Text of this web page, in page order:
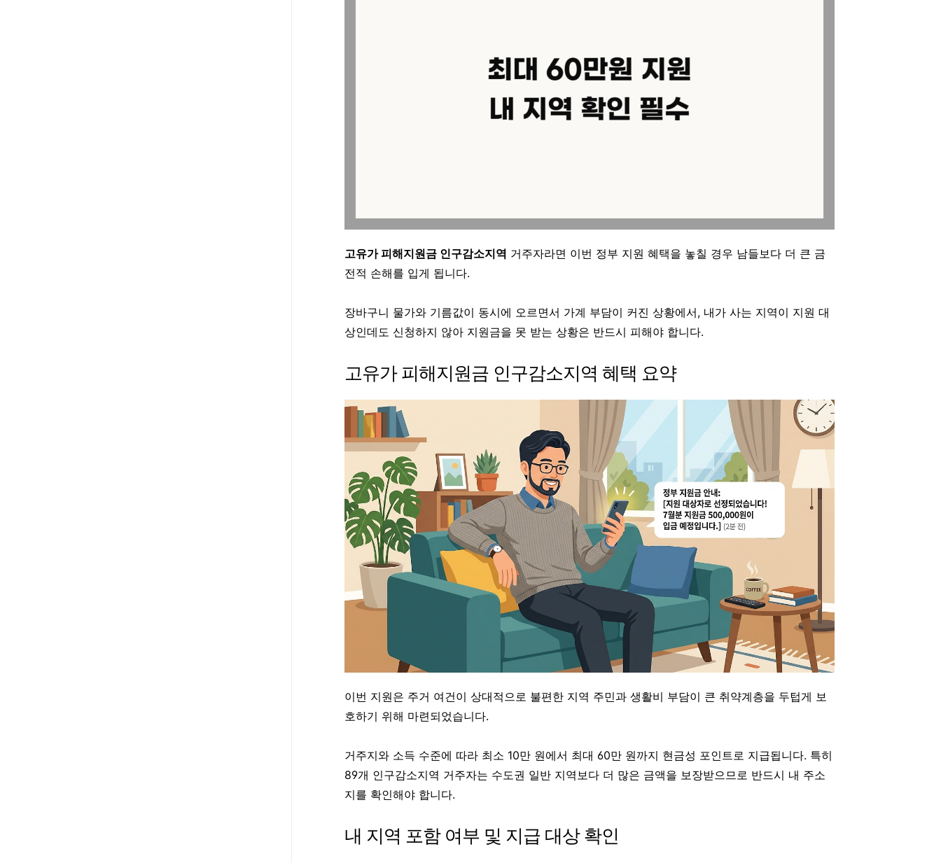
고유가 피해지원금 인구감소지역 거주자라면 이번 정부 지원 혜택을 놓칠 경우 남들보다 더 큰 금
전적 손해를 입게 됩니다.
장바구니 물가와 기름값이 동시에 오르면서 가계 부담이 커진 상황에서, 내가 사는 지역이 지원 대
상인데도 신청하지 않아 지원금을 못 받는 상황은 반드시 피해야 합니다.
고유가 피해지원금 인구감소지역 혜택 요약
이번 지원은 주거 여건이 상대적으로 불편한 지역 주민과 생활비 부담이 큰 취약계층을 두텁게 보
호하기 위해 마련되었습니다.
거주지와 소득 수준에 따라 최소 10만 원에서 최대 60만 원까지 현금성 포인트로 지급됩니다. 특히
89개 인구감소지역 거주자는 수도권 일반 지역보다 더 많은 금액을 보장받으므로 반드시 내 주소
지를 확인해야 합니다.
내 지역 포함 여부 및 지급 대상 확인